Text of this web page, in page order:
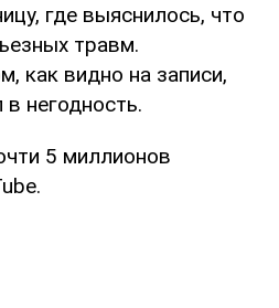
где выяснилось, что
травм.
как видно на записи,
негодность.
5 миллионов